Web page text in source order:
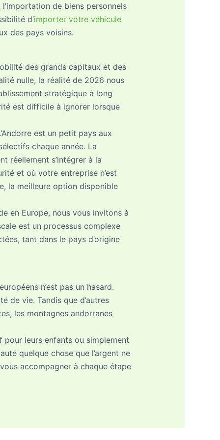
de biens personnels
d’importer votre véhicule
des pays voisins.
des grands capitaux et des
nulle, la réalité de 2026 nous
stratégique à long
est difficile à ignorer lorsque
est un petit pays aux
chaque année. La
réellement s’intégrer à la
et où votre entreprise n’est
la meilleure option disponible
en Europe, nous vous invitons à
est un processus complexe
tant dans le pays d’origine
n’est pas un hasard.
de vie. Tandis que d’autres
les montagnes andorranes
pour leurs enfants ou simplement
quelque chose que l’argent ne
accompagner à chaque étape